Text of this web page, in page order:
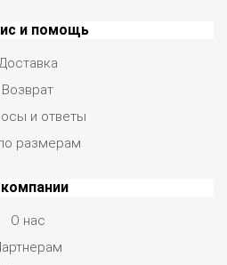
и помощь
Возврат
и ответы
размерам
О нас